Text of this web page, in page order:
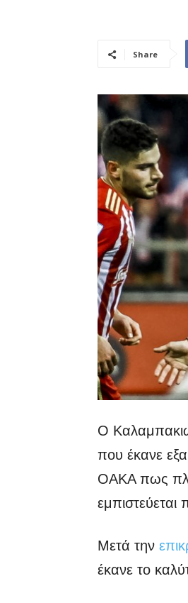
Share
Ο
που έκανε
ΟΑΚΑ πως
Μετά την
έκανε το